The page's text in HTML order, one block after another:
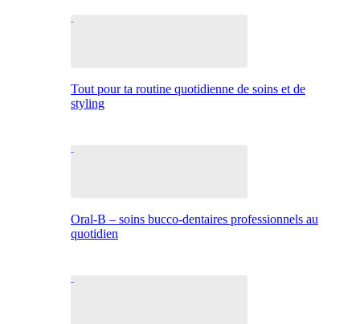
Tout pour ta routine quotidienne de soins et de
styling
Oral-B – soins bucco-dentaires professionnels au
quotidien